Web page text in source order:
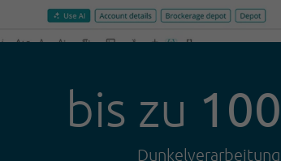
bis zu 100
Dunkelverarbeitung